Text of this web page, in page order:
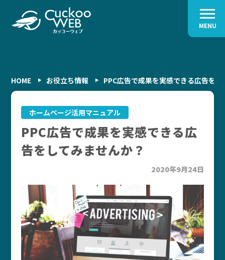
MENU
HOME お役立ち情報 PPC広告で成果を実感できる広告を
ホームページ活用マニュアル
PPC広告で成果を実感できる広
告をしてみませんか？
2020年9月24日